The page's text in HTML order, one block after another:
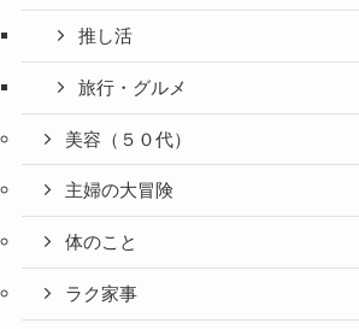
推し活
旅行・グルメ
美容（５０代）
主婦の大冒険
体のこと
ラク家事